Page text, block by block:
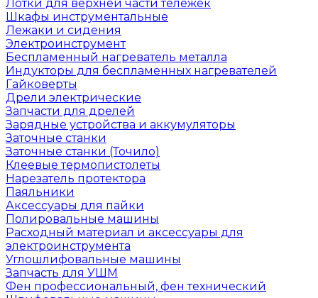
Лотки для верхней части тележек
Шкафы инструментальные
Лежаки и сидения
Электроинструмент
Беспламенный нагреватель металла
Индукторы для беспламенных нагревателей
Гайковерты
Дрели электрические
Запчасти для дрелей
Зарядные устройства и аккумуляторы
Заточные станки
Заточные станки (Точило)
Клеевые термопистолеты
Нарезатель протектора
Паяльники
Аксессуары для пайки
Полировальные машины
Расходный материал и аксессуары для
электроинструмента
Углошлифовальные машины
Запчасть для УШМ
Фен профессиональный, фен технический